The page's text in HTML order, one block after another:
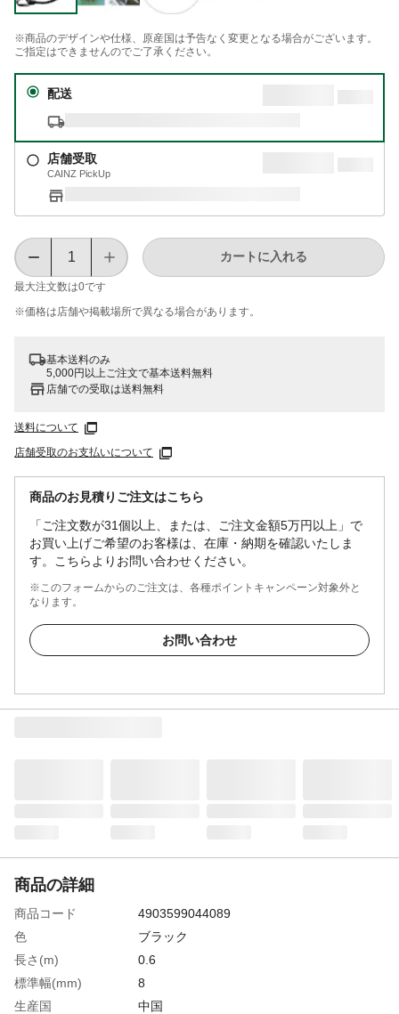
※商品のデザインや仕様、原産国は予告なく変更となる場合がございます。
ご指定はできませんのでご了承ください。
配送
店舗受取
CAINZ PickUp
最大注文数は0です
カートに入れる
※価格は​店舗や​掲載場所で​異なる​場合が​あります。
基本送料のみ
5,000円以上ご注文で基本送料無料
店舗での受取は送料無料
送料について
店舗受取のお支払いについて
商品のお見積りご注文はこちら
「ご注文数が31個以上、または、ご注文金額5万円以上」で
お買い上げご希望のお客様は、在庫・納期を確認いたしま
す。こちらよりお問い合わせください。
※このフォームからのご注文は、各種ポイントキャンペーン対象外と
なります。
お問い合わせ
商品の詳細
商品コード
4903599044089
色
ブラック
長さ(m)
0.6
標準幅(mm)
8
生産国
中国